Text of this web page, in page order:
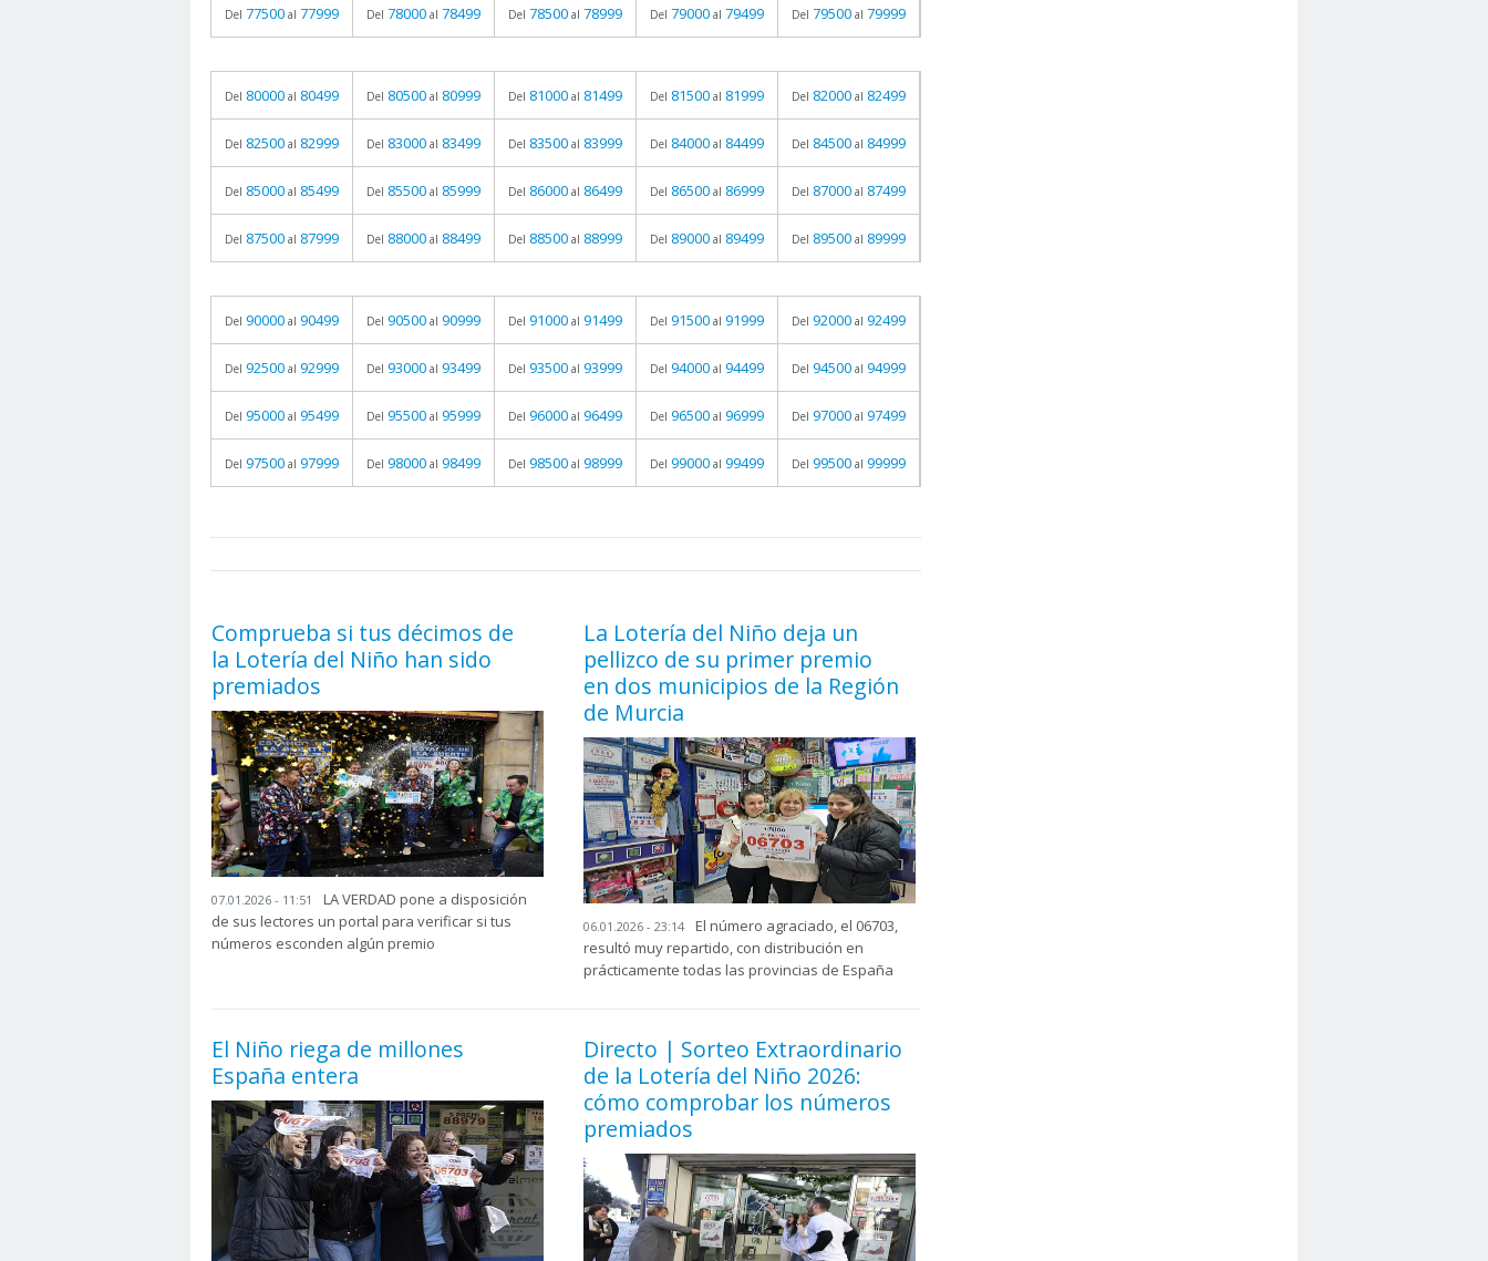
Del 77500 al 77999 Del 78000 al 78499 Del 78500 al 78999 Del 79000 al 79499 Del 79500 al 79999
Del 80000 al 80499 Del 80500 al 80999 Del 81000 al 81499 Del 81500 al 81999 Del 82000 al 82499
Del 82500 al 82999 Del 83000 al 83499 Del 83500 al 83999 Del 84000 al 84499 Del 84500 al 84999
Del 85000 al 85499 Del 85500 al 85999 Del 86000 al 86499 Del 86500 al 86999 Del 87000 al 87499
Del 87500 al 87999 Del 88000 al 88499 Del 88500 al 88999 Del 89000 al 89499 Del 89500 al 89999
Del 90000 al 90499 Del 90500 al 90999 Del 91000 al 91499 Del 91500 al 91999 Del 92000 al 92499
Del 92500 al 92999 Del 93000 al 93499 Del 93500 al 93999 Del 94000 al 94499 Del 94500 al 94999
Del 95000 al 95499 Del 95500 al 95999 Del 96000 al 96499 Del 96500 al 96999 Del 97000 al 97499
Del 97500 al 97999 Del 98000 al 98499 Del 98500 al 98999 Del 99000 al 99499 Del 99500 al 99999
Comprueba si tus décimos de
la Lotería del Niño han sido
premiados
07.01.2026 - 11:51
LA VERDAD pone a disposición
de sus lectores un portal para verificar si tus
números esconden algún premio
La Lotería del Niño deja un
pellizco de su primer premio
en dos municipios de la Región
de Murcia
06.01.2026 - 23:14
El número agraciado, el 06703,
resultó muy repartido, con distribución en
prácticamente todas las provincias de España
El Niño riega de millones
España entera
Directo | Sorteo Extraordinario
de la Lotería del Niño 2026:
cómo comprobar los números
premiados